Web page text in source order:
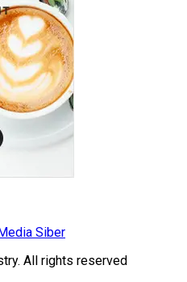
Siber
All rights reserved